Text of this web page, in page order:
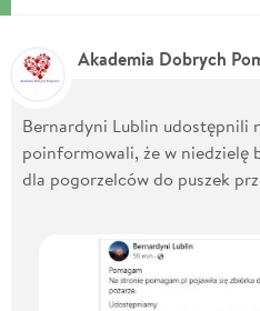
Akademia Dobrych
Bernardyni Lublin udostępnili
poinformowali, że w niedzielę
dla pogorzelców do puszek